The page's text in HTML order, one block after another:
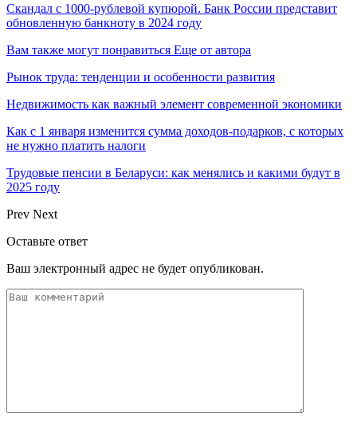
Скандал с 1000-рублевой купюрой. Банк России представит
обновленную банкноту в 2024 году
Вам также могут понравиться Еще от автора
Рынок труда: тенденции и особенности развития
Недвижимость как важный элемент современной экономики
Как с 1 января изменится сумма доходов-подарков, с которых
не нужно платить налоги
Трудовые пенсии в Беларуси: как менялись и какими будут в
2025 году
Prev Next
Оставьте ответ
Ваш электронный адрес не будет опубликован.